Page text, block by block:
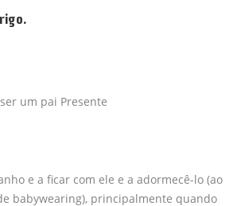
e a ficar com ele e a adormecê-lo (ao
babywearing), principalmente quando